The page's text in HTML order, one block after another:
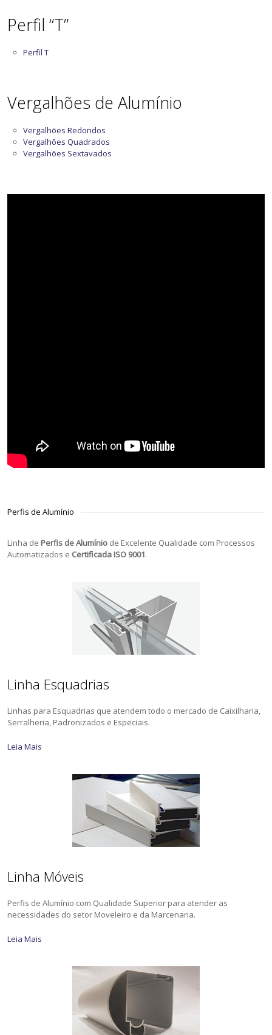
Perfil “T”
Perfil T
Vergalhões de Alumínio
Vergalhões Redondos
Vergalhões Quadrados
Vergalhões Sextavados
Perfis de Alumínio
Linha de Perfis de Alumínio de Excelente Qualidade com Processos
Automatizados e Certificada ISO 9001.
Linha Esquadrias
Linhas para Esquadrias que atendem todo o mercado de Caixilharia,
Serralheria, Padronizados e Especiais.
Leia Mais
Linha Móveis
Perfis de Alumínio com Qualidade Superior para atender as
necessidades do setor Moveleiro e da Marcenaria.
Leia Mais